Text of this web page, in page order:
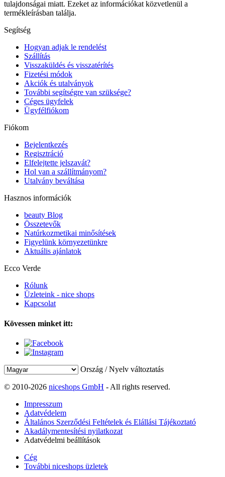
tulajdonságai miatt. Ezeket az információkat közvetlenül a
termékleírásban találja.
Segítség
Hogyan adjak le rendelést
Szállítás
Visszaküldés és visszatérítés
Fizetési módok
Akciók és utalványok
További segítségre van szüksége?
Céges ügyfelek
Ügyfélfiókom
Fiókom
Bejelentkezés
Regisztráció
Elfelejtette jelszavát?
Hol van a szállítmányom?
Utalvány beváltása
Hasznos információk
beauty Blog
Összetevők
Natúrkozmetikai minősítések
Figyelünk környezetünkre
Aktuális ajánlatok
Ecco Verde
Rólunk
Üzleteink - nice shops
Kapcsolat
Kövessen minket itt:
Ország / Nyelv változtatás
© 2010-2026 niceshops GmbH - All rights reserved.
Impresszum
Adatvédelem
Általános Szerződési Feltételek és Elállási Tájékoztató
Akadálymentesítési nyilatkozat
Adatvédelmi beállítások
Cég
További niceshops üzletek